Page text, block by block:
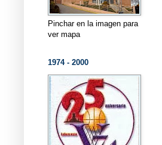
Pinchar en la imagen para
ver mapa
1974 - 2000